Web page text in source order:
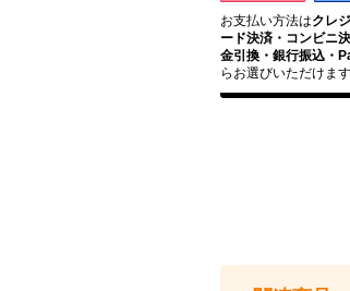
お支払い方法はクレ
ード決済・コンビニ
金引換・銀行振込・
らお選びいただけます